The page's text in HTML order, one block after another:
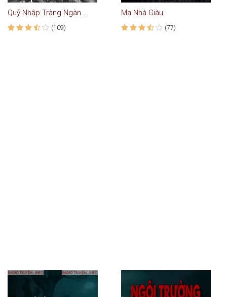
Quỷ Nhập Tràng Ngàn Năm Tuổi
(109)
Ma Nhà Giàu
(77)